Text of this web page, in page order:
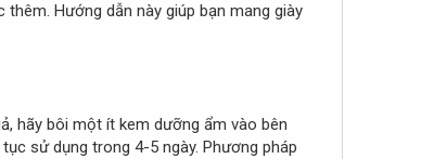
Hướng dẫn này giúp bạn mang giày
hãy bôi một ít kem dưỡng ẩm vào bên
sử dụng trong 4-5 ngày. Phương pháp